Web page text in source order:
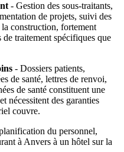
- Gestion des sous-traitants,
de projets, suivi des
construction, fortement
de traitement spécifiques que
- Dossiers patients,
de santé, lettres de renvoi,
de santé constituent une
nécessitent des garanties
couvre.
du personnel,
à Anvers à un hôtel sur la